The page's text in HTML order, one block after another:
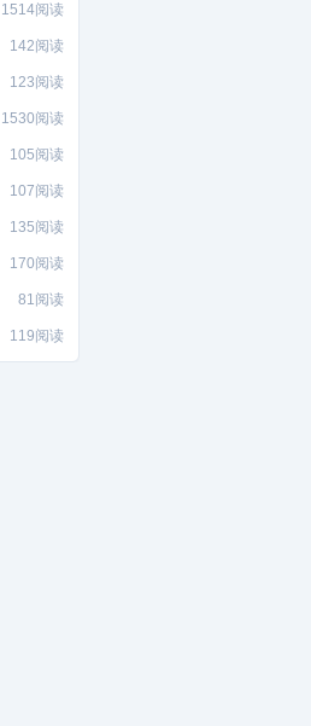
1514阅读
142阅读
123阅读
1530阅读
105阅读
107阅读
135阅读
170阅读
81阅读
119阅读